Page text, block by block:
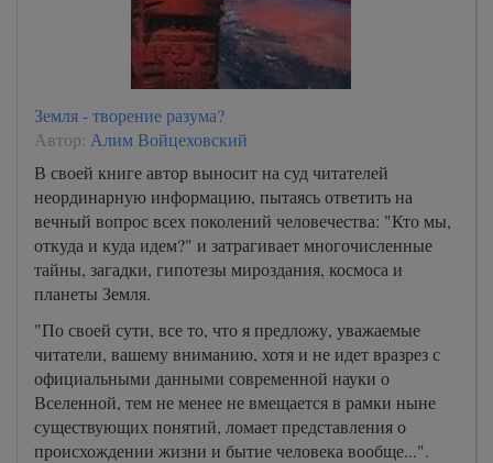
Земля - творение разума?
Автор: Алим Войцеховский
В своей книге автор выносит на суд читателей
неординарную информацию, пытаясь ответить на
вечный вопрос всех поколений человечества: "Кто мы,
откуда и куда идем?" и затрагивает многочисленные
тайны, загадки, гипотезы мироздания, космоса и
планеты Земля.
"По своей сути, все то, что я предложу, уважаемые
читатели, вашему вниманию, хотя и не идет вразрез с
официальными данными современной науки о
Вселенной, тем не менее не вмещается в рамки ныне
существующих понятий, ломает представления о
происхождении жизни и бытие человека вообще...".